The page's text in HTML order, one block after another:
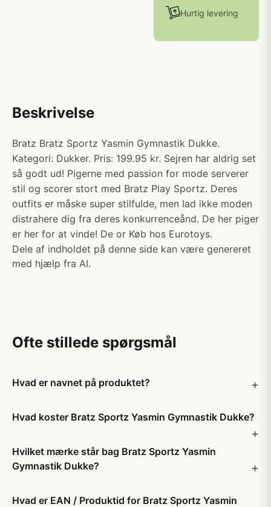
Hurtig levering
Beskrivelse
Bratz Bratz Sportz Yasmin Gymnastik Dukke.
Kategori: Dukker. Pris: 199.95 kr. Sejren har aldrig set
så godt ud! Pigerne med passion for mode serverer
stil og scorer stort med Bratz Play Sportz. Deres
outfits er måske super stilfulde, men lad ikke moden
distrahere dig fra deres konkurrenceånd. De her piger
er her for at vinde! De or Køb hos Eurotoys.
Dele af indholdet på denne side kan være genereret
med hjælp fra AI.
Ofte stillede spørgsmål
Hvad er navnet på produktet?
Hvad koster Bratz Sportz Yasmin Gymnastik Dukke?
Hvilket mærke står bag Bratz Sportz Yasmin
Gymnastik Dukke?
Hvad er EAN / Produktid for Bratz Sportz Yasmin